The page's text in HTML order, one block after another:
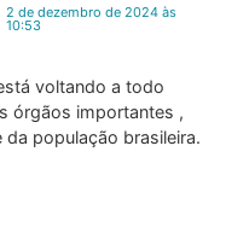
2 de dezembro de 2024 às
10:53
voltando a todo
órgãos importantes ,
população brasileira.